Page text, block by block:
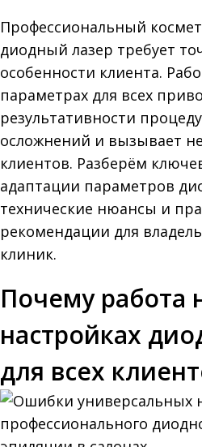
Профессиональный
диодный лазер требует
особенности клиента.
параметрах для всех
результативности
осложнений и вызывает
клиентов. Разберём
адаптации параметров
технические нюансы и
рекомендации для
клиник.
Почему работа
настройках
для всех